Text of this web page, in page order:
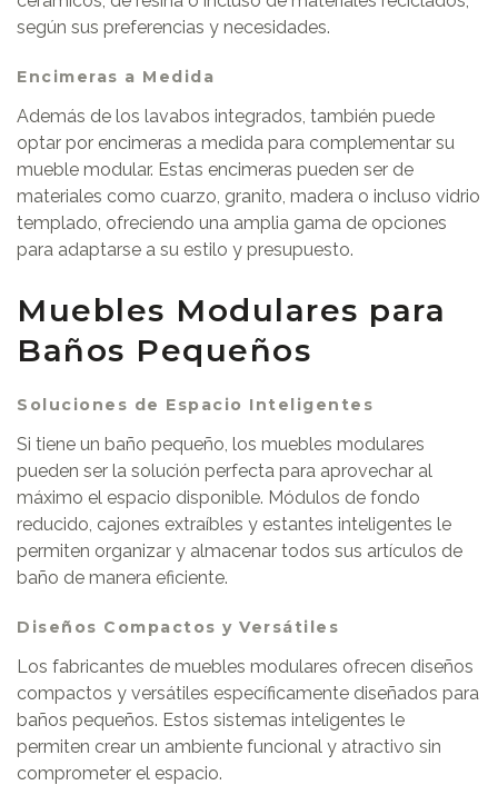
según sus preferencias y necesidades.
Encimeras a Medida
Además de los lavabos integrados, también puede
optar por encimeras a medida para complementar su
mueble modular. Estas encimeras pueden ser de
materiales como cuarzo, granito, madera o incluso vidrio
templado, ofreciendo una amplia gama de opciones
para adaptarse a su estilo y presupuesto.
Muebles Modulares para
Baños Pequeños
Soluciones de Espacio Inteligentes
Si tiene un baño pequeño, los muebles modulares
pueden ser la solución perfecta para aprovechar al
máximo el espacio disponible. Módulos de fondo
reducido, cajones extraíbles y estantes inteligentes le
permiten organizar y almacenar todos sus artículos de
baño de manera eficiente.
Diseños Compactos y Versátiles
Los fabricantes de muebles modulares ofrecen diseños
compactos y versátiles específicamente diseñados para
baños pequeños. Estos sistemas inteligentes le
permiten crear un ambiente funcional y atractivo sin
comprometer el espacio.